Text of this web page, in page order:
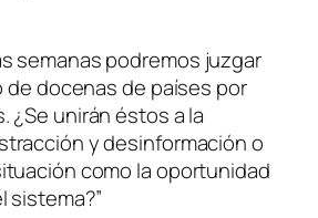
semanas podremos juzgar
de docenas de países por
¿Se unirán éstos a la
y desinformación o
como la oportunidad
sistema?”